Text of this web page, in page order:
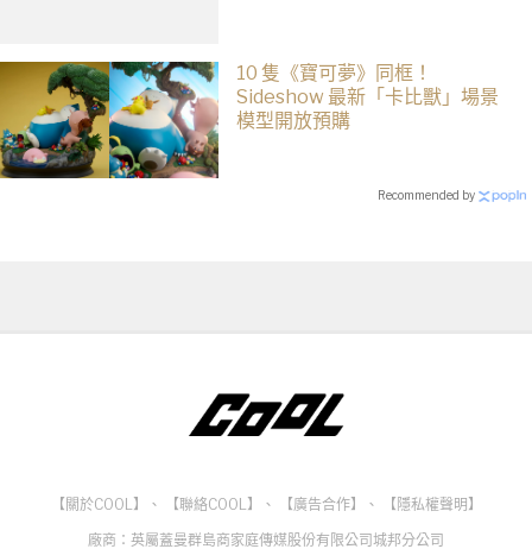
10 隻《寶可夢》同框！
Sideshow 最新「卡比獸」場景
模型開放預購
Recommended by
【關於COOL】 、 【聯絡COOL】 、 【廣告合作】 、
【隱私權聲明】
廠商：英屬蓋曼群島商家庭傳媒股份有限公司城邦分公司